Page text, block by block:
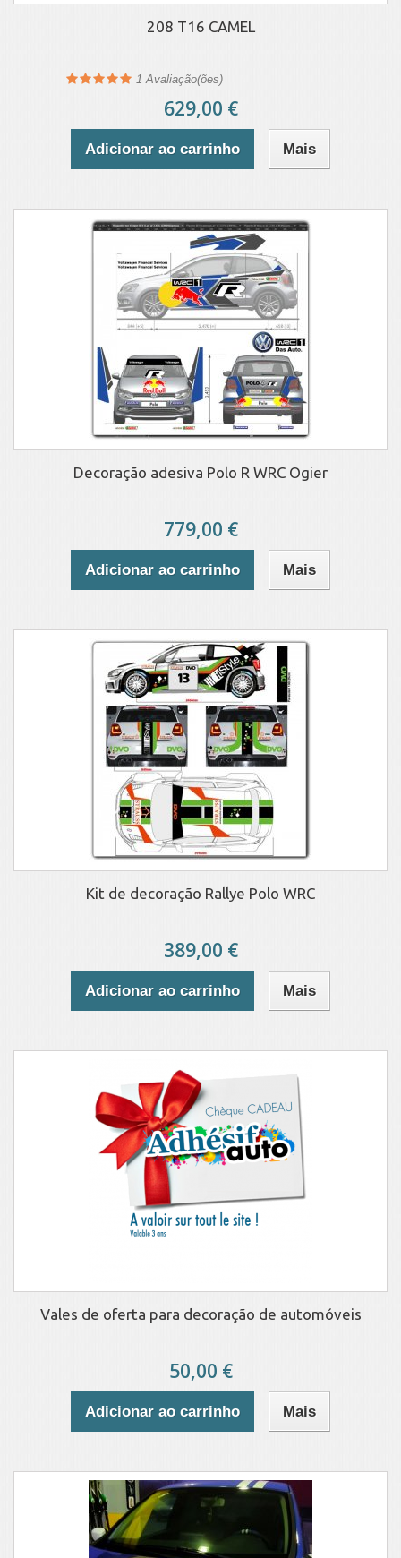
208 T16 CAMEL
1 Avaliação(ões)
629,00 €
Adicionar ao carrinho Mais
Decoração adesiva Polo R WRC Ogier
779,00 €
Adicionar ao carrinho Mais
Kit de decoração Rallye Polo WRC
389,00 €
Adicionar ao carrinho Mais
Vales de oferta para decoração de automóveis
50,00 €
Adicionar ao carrinho Mais